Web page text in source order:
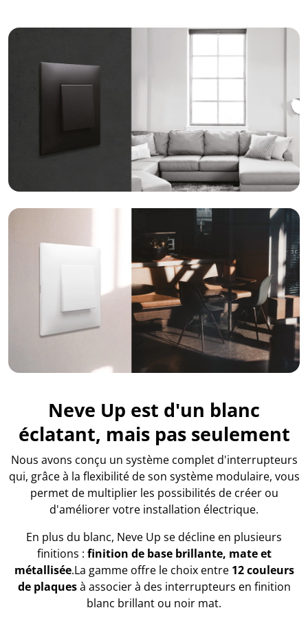
Neve Up est d'un blanc
éclatant, mais pas seulement
Nous avons conçu un système complet d'interrupteurs
qui, grâce à la flexibilité de son système modulaire, vous
permet de multiplier les possibilités de créer ou
d'améliorer votre installation électrique.
En plus du blanc, Neve Up se décline en plusieurs
finitions : finition de base brillante, mate et
métallisée.La gamme offre le choix entre 12 couleurs
de plaquesà associer à des interrupteurs en finition
blanc brillant ou noir mat.